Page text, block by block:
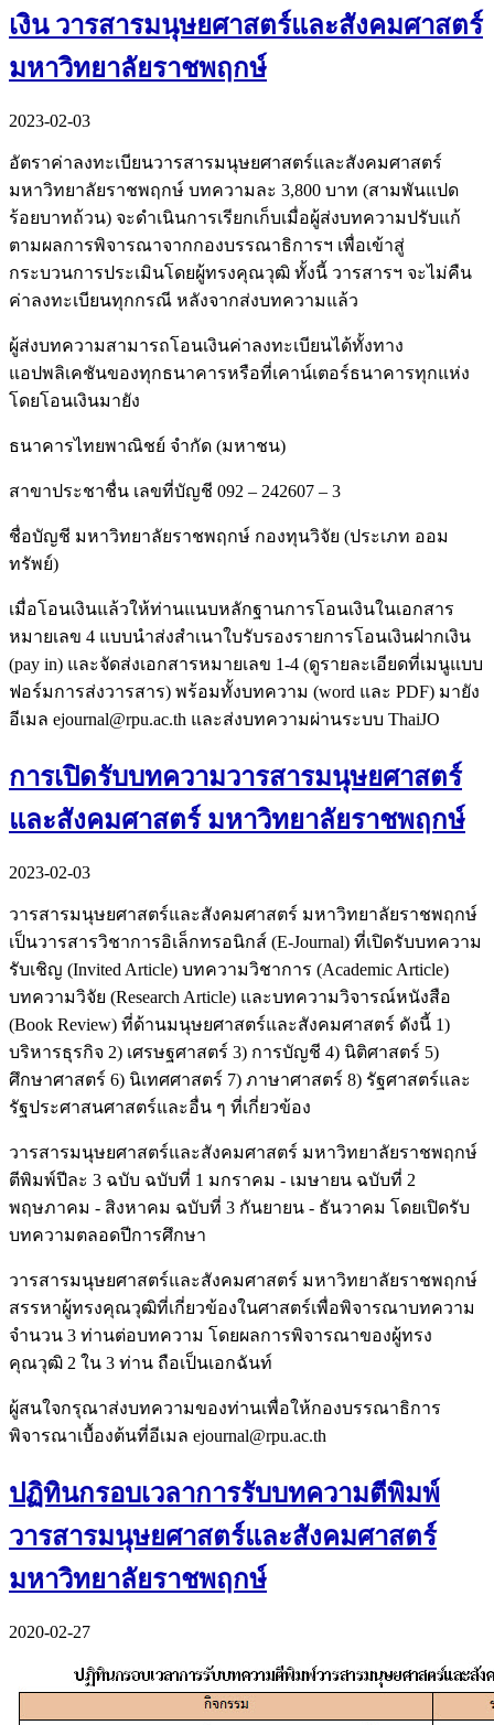
เงิน วารสารมนุษยศาสตร์และสังคมศาสตร์
มหาวิทยาลัยราชพฤกษ์
2023-02-03
อัตราค่าลงทะเบียนวารสารมนุษยศาสตร์และสังคมศาสตร์
มหาวิทยาลัยราชพฤกษ์ บทความละ 3,800 บาท (สามพันแปด
ร้อยบาทถ้วน) จะดำเนินการเรียกเก็บเมื่อผู้ส่งบทความปรับแก้
ตามผลการพิจารณาจากกองบรรณาธิการฯ เพื่อเข้าสู่
กระบวนการประเมินโดยผู้ทรงคุณวุฒิ ทั้งนี้ วารสารฯ จะไม่คืน
ค่าลงทะเบียนทุกกรณี หลังจากส่งบทความแล้ว
ผู้ส่งบทความสามารถโอนเงินค่าลงทะเบียนได้ทั้งทาง
แอปพลิเคชันของทุกธนาคารหรือที่เคาน์เตอร์ธนาคารทุกแห่ง
โดยโอนเงินมายัง
ธนาคารไทยพาณิชย์ จำกัด (มหาชน)
สาขาประชาชื่น เลขที่บัญชี 092 – 242607 – 3
ชื่อบัญชี มหาวิทยาลัยราชพฤกษ์ กองทุนวิจัย (ประเภท ออม
ทรัพย์)
เมื่อโอนเงินแล้วให้ท่านแนบหลักฐานการโอนเงินในเอกสาร
หมายเลข 4 แบบนำส่งสำเนาใบรับรองรายการโอนเงินฝากเงิน
(pay in) และจัดส่งเอกสารหมายเลข 1-4 (ดูรายละเอียดที่เมนูแบบ
ฟอร์มการส่งวารสาร) พร้อมทั้งบทความ (word และ PDF) มายัง
อีเมล ejournal@rpu.ac.th และส่งบทความผ่านระบบ ThaiJO
การเปิดรับบทความวารสารมนุษยศาสตร์
และสังคมศาสตร์ มหาวิทยาลัยราชพฤกษ์
2023-02-03
วารสารมนุษยศาสตร์และสังคมศาสตร์ มหาวิทยาลัยราชพฤกษ์
เป็นวารสารวิชาการอิเล็กทรอนิกส์ (E-Journal) ที่เปิดรับบทความ
รับเชิญ (Invited Article) บทความวิชาการ (Academic Article)
บทความวิจัย (Research Article) และบทความวิจารณ์หนังสือ
(Book Review) ที่ด้านมนุษยศาสตร์และสังคมศาสตร์ ดังนี้ 1)
บริหารธุรกิจ 2) เศรษฐศาสตร์ 3) การบัญชี 4) นิติศาสตร์ 5)
ศึกษาศาสตร์ 6) นิเทศศาสตร์ 7) ภาษาศาสตร์ 8) รัฐศาสตร์และ
รัฐประศาสนศาสตร์และอื่น ๆ ที่เกี่ยวข้อง
วารสารมนุษยศาสตร์และสังคมศาสตร์ มหาวิทยาลัยราชพฤกษ์
ตีพิมพ์ปีละ 3 ฉบับ ฉบับที่ 1 มกราคม - เมษายน ฉบับที่ 2
พฤษภาคม - สิงหาคม ฉบับที่ 3 กันยายน - ธันวาคม โดยเปิดรับ
บทความตลอดปีการศึกษา
วารสารมนุษยศาสตร์และสังคมศาสตร์ มหาวิทยาลัยราชพฤกษ์
สรรหาผู้ทรงคุณวุฒิที่เกี่ยวข้องในศาสตร์เพื่อพิจารณาบทความ
จำนวน 3 ท่านต่อบทความ โดยผลการพิจารณาของผู้ทรง
คุณวุฒิ 2 ใน 3 ท่าน ถือเป็นเอกฉันท์
ผู้สนใจกรุณาส่งบทความของท่านเพื่อให้กองบรรณาธิการ
พิจารณาเบื้องต้นที่อีเมล ejournal@rpu.ac.th
ปฏิทินกรอบเวลาการรับบทความตีพิมพ์
วารสารมนุษยศาสตร์และสังคมศาสตร์
มหาวิทยาลัยราชพฤกษ์
2020-02-27